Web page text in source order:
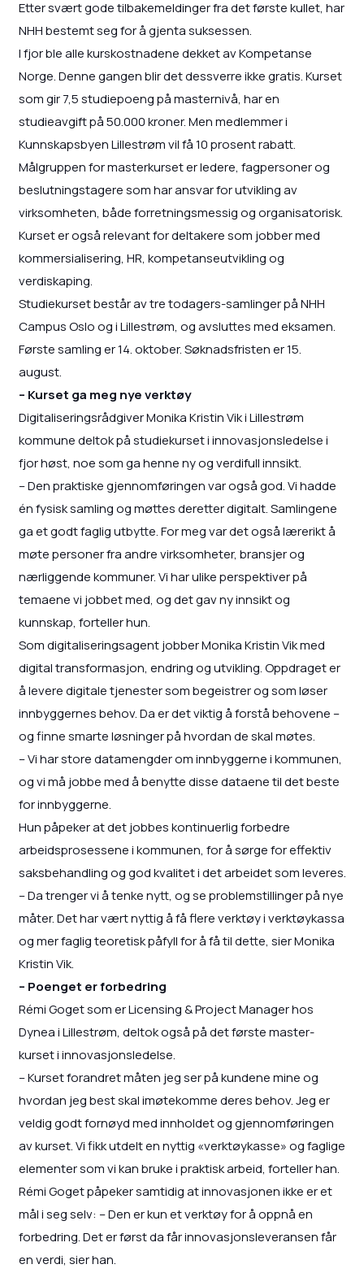
Etter svært gode tilbakemeldinger fra det første kullet, har
NHH bestemt seg for å gjenta suksessen.
I fjor ble alle kurskostnadene dekket av Kompetanse
Norge. Denne gangen blir det dessverre ikke gratis. Kurset
som gir 7,5 studiepoeng på masternivå, har en
studieavgift på 50.000 kroner. Men medlemmer i
Kunnskapsbyen Lillestrøm vil få 10 prosent rabatt.
Målgruppen for masterkurset er ledere, fagpersoner og
beslutningstagere som har ansvar for utvikling av
virksomheten, både forretningsmessig og organisatorisk.
Kurset er også relevant for deltakere som jobber med
kommersialisering, HR, kompetanseutvikling og
verdiskaping.
Studiekurset består av tre todagers-samlinger på NHH
Campus Oslo og i Lillestrøm, og avsluttes med eksamen.
Første samling er 14. oktober. Søknadsfristen er 15.
august.
– Kurset ga meg nye verktøy
Digitaliseringsrådgiver Monika Kristin Vik i Lillestrøm
kommune deltok på studiekurset i innovasjonsledelse i
fjor høst, noe som ga henne ny og verdifull innsikt.
– Den praktiske gjennomføringen var også god. Vi hadde
én fysisk samling og møttes deretter digitalt. Samlingene
ga et godt faglig utbytte. For meg var det også lærerikt å
møte personer fra andre virksomheter, bransjer og
nærliggende kommuner. Vi har ulike perspektiver på
temaene vi jobbet med, og det gav ny innsikt og
kunnskap, forteller hun.
Som digitaliseringsagent jobber Monika Kristin Vik med
digital transformasjon, endring og utvikling. Oppdraget er
å levere digitale tjenester som begeistrer og som løser
innbyggernes behov. Da er det viktig å forstå behovene –
og finne smarte løsninger på hvordan de skal møtes.
– Vi har store datamengder om innbyggerne i kommunen,
og vi må jobbe med å benytte disse dataene til det beste
for innbyggerne.
Hun påpeker at det jobbes kontinuerlig forbedre
arbeidsprosessene i kommunen, for å sørge for effektiv
saksbehandling og god kvalitet i det arbeidet som leveres.
– Da trenger vi å tenke nytt, og se problemstillinger på nye
måter. Det har vært nyttig å få flere verktøy i verktøykassa
og mer faglig teoretisk påfyll for å få til dette, sier Monika
Kristin Vik.
– Poenget er forbedring
Rémi Goget som er Licensing & Project Manager hos
Dynea i Lillestrøm, deltok også på det første master-
kurset i innovasjonsledelse.
– Kurset forandret måten jeg ser på kundene mine og
hvordan jeg best skal imøtekomme deres behov. Jeg er
veldig godt fornøyd med innholdet og gjennomføringen
av kurset. Vi fikk utdelt en nyttig «verktøykasse» og faglige
elementer som vi kan bruke i praktisk arbeid, forteller han.
Rémi Goget påpeker samtidig at innovasjonen ikke er et
mål i seg selv: – Den er kun et verktøy for å oppnå en
forbedring. Det er først da får innovasjonsleveransen får
en verdi, sier han.